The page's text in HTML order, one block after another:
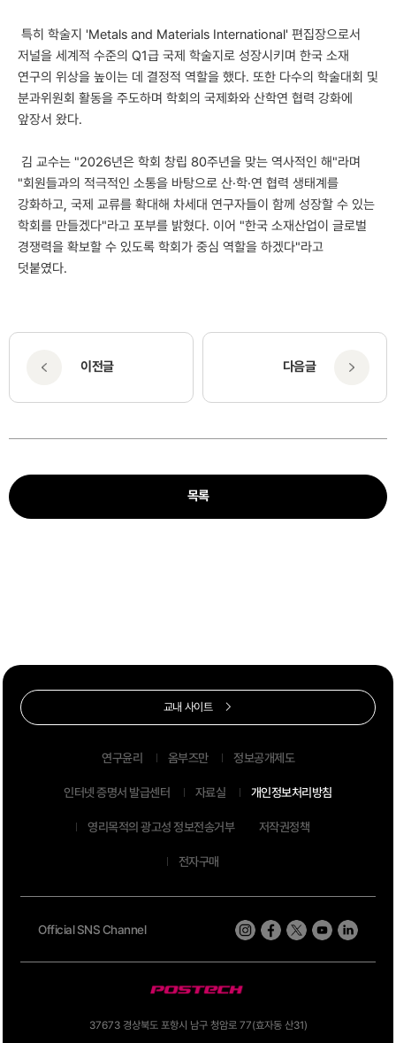
특히 학술지 'Metals and Materials International' 편집장으로서
저널을 세계적 수준의 Q1급 국제 학술지로 성장시키며 한국 소재
연구의 위상을 높이는 데 결정적 역할을 했다. 또한 다수의 학술대회 및
분과위원회 활동을 주도하며 학회의 국제화와 산학연 협력 강화에
앞장서 왔다.
김 교수는 "2026년은 학회 창립 80주년을 맞는 역사적인 해"라며
"회원들과의 적극적인 소통을 바탕으로 산·학·연 협력 생태계를
강화하고, 국제 교류를 확대해 차세대 연구자들이 함께 성장할 수 있는
학회를 만들겠다"라고 포부를 밝혔다. 이어 "한국 소재산업이 글로벌
경쟁력을 확보할 수 있도록 학회가 중심 역할을 하겠다"라고
덧붙였다.
이전글 다음글
목록
37673 경상북도 포항시 남구 청암로 77(효자동 산31)
Official SNS Channel
연구윤리 옴부즈만 정보공개제도
인터넷 증명서 발급센터 자료실 개인정보처리방침
영리목적의 광고성 정보전송거부 저작권정책
전자구매
교내 사이트